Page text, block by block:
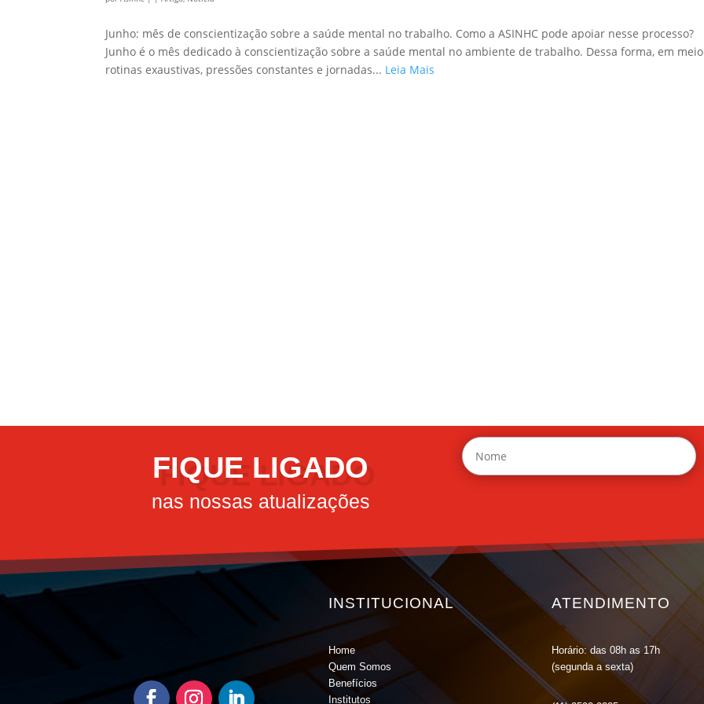
Junho: mês de conscientização sobre a saúde mental no trabalho. Como a ASINHC pode apoiar nesse processo?
Junho é o mês dedicado à conscientização sobre a saúde mental no ambiente de trabalho. Dessa forma, em
rotinas exaustivas, pressões constantes e jornadas... Leia Mais
FIQUE LIGADO
nas nossas atualizações
INSTITUCIONAL
Home
Quem Somos
Benefícios
Institutos
ATENDIMENTO
Horário: das 08h as 17h
(segunda a sexta)